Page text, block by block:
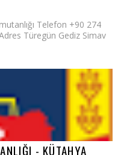
Telefon +90 274
Türegün Gediz Simav
- KÜTAHYA